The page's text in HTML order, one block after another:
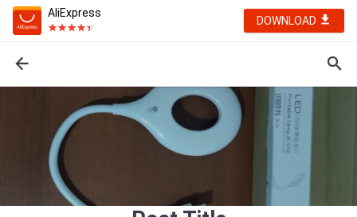
AliExpress
DOWNLOAD